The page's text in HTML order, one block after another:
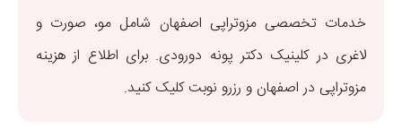
خدمات تخصصی مزوتراپی اصفهان شامل مو، صورت و
لاغری در کلینیک دکتر پونه دورودی. برای اطلاع از هزینه
مزوتراپی در اصفهان و رزرو نوبت کلیک کنید.